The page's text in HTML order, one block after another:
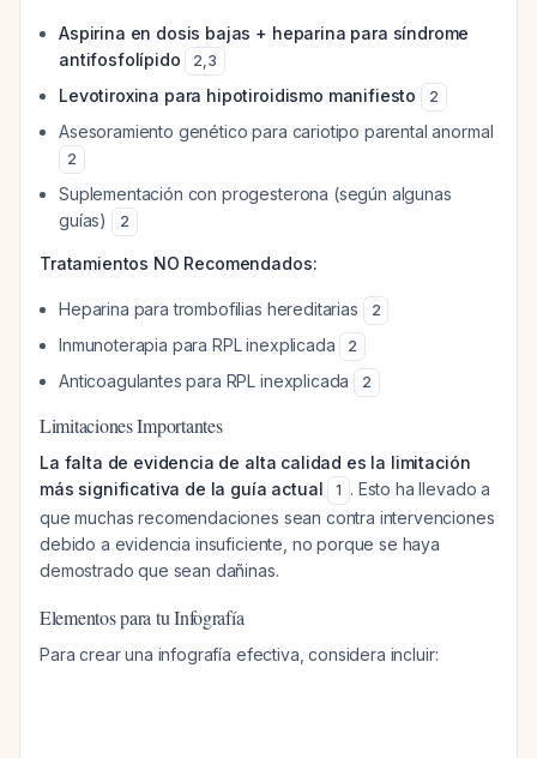
Aspirina en dosis bajas + heparina para síndrome
antifosfolípido
2,3
Levotiroxina para hipotiroidismo manifiesto 2
Asesoramiento genético para cariotipo parental anormal
2
Suplementación con progesterona (según algunas
guías)
2
Tratamientos NO Recomendados:
Heparina para trombofilias hereditarias 2
Inmunoterapia para RPL inexplicada 2
Anticoagulantes para RPL inexplicada 2
Limitaciones Importantes
La falta de evidencia de alta calidad es la limitación
más significativa de la guía actual
1 . Esto ha llevado a
que muchas recomendaciones sean contra intervenciones
debido a evidencia insuficiente, no porque se haya
demostrado que sean dañinas.
Elementos para tu Infografía
Para crear una infografía efectiva, considera incluir: